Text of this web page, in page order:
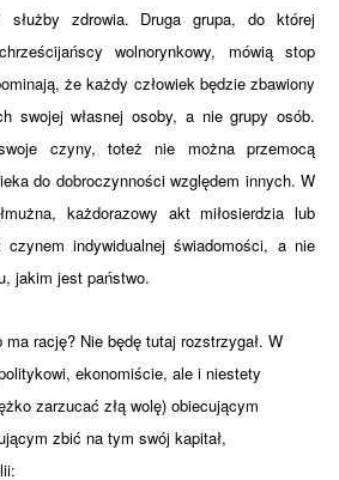
służby zdrowia. Druga grupa, do której
wolnorynkowy, mówią stop
że każdy człowiek będzie zbawiony
swojej własnej osoby, a nie grupy osób.
czyny, toteż nie można przemocą
do dobroczynności względem innych. W
każdorazowy akt miłosierdzia lub
czynem indywidualnej świadomości, a nie
jakim jest państwo.
rację? Nie będę tutaj rozstrzygał. W
ekonomiście, ale i niestety
zarzucać złą wolę) obiecującym
zbić na tym swój kapitał,